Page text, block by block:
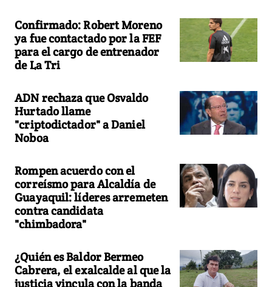
Confirmado: Robert Moreno
ya fue contactado por la FEF
para el cargo de entrenador
de La Tri
ADN rechaza que Osvaldo
Hurtado llame
"criptodictador" a Daniel
Noboa
Rompen acuerdo con el
correísmo para Alcaldía de
Guayaquil: líderes arremeten
contra candidata
"chimbadora"
¿Quién es Baldor Bermeo
Cabrera, el exalcalde al que la
justicia vincula con la banda